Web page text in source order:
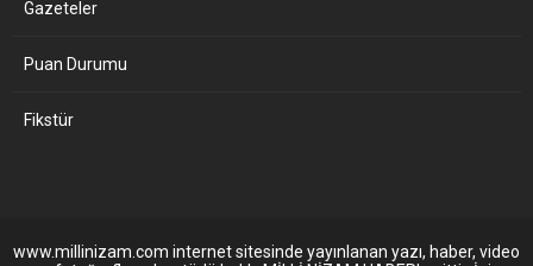
Gazeteler
Puan Durumu
Fikstür
www.millinizam.com internet sitesinde yayınlanan yazı, haber, video